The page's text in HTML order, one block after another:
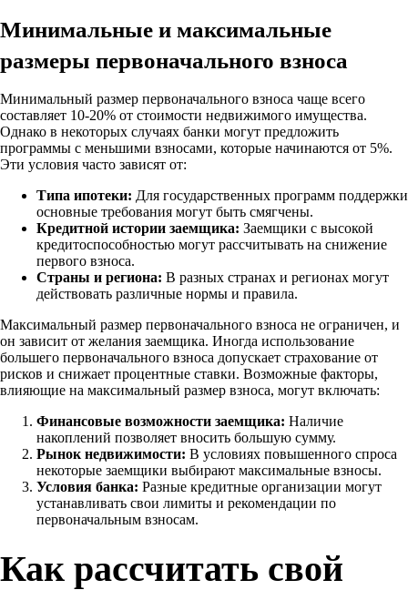
Минимальные и максимальные
размеры первоначального взноса
Минимальный размер первоначального взноса чаще всего
составляет 10-20% от стоимости недвижимого имущества.
Однако в некоторых случаях банки могут предложить
программы с меньшими взносами, которые начинаются от 5%.
Эти условия часто зависят от:
Типа ипотеки: Для государственных программ поддержки
основные требования могут быть смягчены.
Кредитной истории заемщика: Заемщики с высокой
кредитоспособностью могут рассчитывать на снижение
первого взноса.
Страны и региона: В разных странах и регионах могут
действовать различные нормы и правила.
Максимальный размер первоначального взноса не ограничен, и
он зависит от желания заемщика. Иногда использование
большего первоначального взноса допускает страхование от
рисков и снижает процентные ставки. Возможные факторы,
влияющие на максимальный размер взноса, могут включать:
Финансовые возможности заемщика: Наличие
накоплений позволяет вносить большую сумму.
Рынок недвижимости: В условиях повышенного спроса
некоторые заемщики выбирают максимальные взносы.
Условия банка: Разные кредитные организации могут
устанавливать свои лимиты и рекомендации по
первоначальным взносам.
Как рассчитать свой